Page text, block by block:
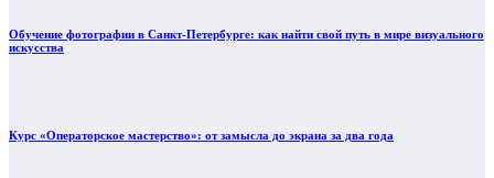
Обучение фотографии в Санкт-Петербурге: как найти свой путь в мире визуального
искусства
Курс «Операторское мастерство»: от замысла до экрана за два года